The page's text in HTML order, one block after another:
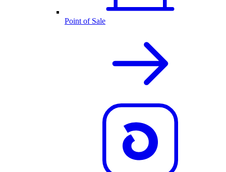
Point of Sale